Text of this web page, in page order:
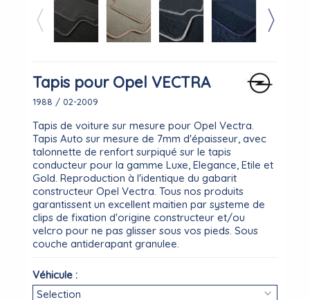
Tapis pour Opel VECTRA
1988 / 02-2009
Tapis de voiture sur mesure pour Opel Vectra.
Tapis Auto sur mesure de 7mm d'épaisseur, avec
talonnette de renfort surpiqué sur le tapis
conducteur pour la gamme Luxe, Elegance, Etile et
Gold. Reproduction à l'identique du gabarit
constructeur Opel Vectra. Tous nos produits
garantissent un excellent maitien par systeme de
clips de fixation d'origine constructeur et/ou
velcro pour ne pas glisser sous vos pieds. Sous
couche antiderapant granulee.
Véhicule :